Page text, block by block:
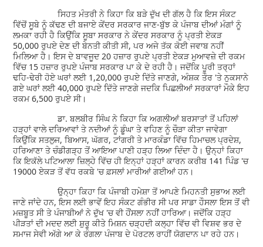
ਸਿਹਤ ਮੰਤਰੀ ਨੇ ਕਿਹਾ ਕਿ ਬੜੇ ਦੁੱਖ ਦੀ ਗੱਲ ਹੈ ਕਿ ਇਸ ਸੰਕਟ
ਵਿੱਚੋਂ ਸੂਬੇ ਨੂੰ ਕੱਢਣ ਦੀ ਬਜਾਏ ਕੇਂਦਰ ਸਰਕਾਰ ਜਾਣ-ਬੁੱਝ ਕੇ ਪੰਜਾਬ ਦੀਆਂ ਮੰਗਾਂ ਨੂੰ
ਲਮਕਾ ਰਹੀ ਹੈ ਕਿਉਂਕਿ ਸੂਬਾ ਸਰਕਾਰ ਨੇ ਕੇਂਦਰ ਸਰਕਾਰ ਨੂੰ ਪ੍ਰਤੀ ਏਕੜ
50,000 ਰੁਪਏ ਦੇਣ ਦੀ ਬੇਨਤੀ ਕੀਤੀ ਸੀ, ਪਰ ਅਜੇ ਤੱਕ ਕੋਈ ਜਵਾਬ ਨਹੀਂ
ਮਿਲਿਆ ਹੈ। ਇਸ ਦੇ ਬਾਵਜੂਦ 20 ਹਜ਼ਾਰ ਰੁਪਏ ਪ੍ਰਤੀ ਏਕੜ ਮੁਆਵਜ਼ੇ ਦੀ ਰਕਮ
ਵਿੱਚ 15 ਹਜ਼ਾਰ ਰੁਪਏ ਪੰਜਾਬ ਸਰਕਾਰ ਪਾ ਕੇ ਦੇ ਰਹੀ ਹੈ। ਜਦੋਂਕਿ ਪੂਰੀ ਤਰ੍ਹਾਂ
ਢਹਿ-ਢੇਰੀ ਹੋਏ ਘਰਾਂ ਲਈ 1,20,000 ਰੁਪਏ ਦਿੱਤੇ ਜਾਣਗੇ, ਅੰਸ਼ਕ ਤੌਰ 'ਤੇ ਨੁਕਸਾਨੇ
ਗਏ ਘਰਾਂ ਲਈ 40,000 ਰੁਪਏ ਦਿੱਤੇ ਜਾਣਗੇ ਜਦਕਿ ਪਿਛਲੀਆਂ ਸਰਕਾਰਾਂ ਮੌਕੇ ਇਹ
ਰਕਮ 6,500 ਰੁਪਏ ਸੀ।
ਡਾ. ਬਲਬੀਰ ਸਿੰਘ ਨੇ ਕਿਹਾ ਕਿ ਅਗਲੀਆਂ ਬਰਸਾਤਾਂ ਤੋਂ ਪਹਿਲਾਂ
ਹੜ੍ਹਾਂ ਵਾਲੇ ਦਰਿਆਵਾਂ ਤੇ ਨਦੀਆਂ ਨੂੰ ਡੂੰਘਾ ਤੇ ਵਹਿਣ ਨੂੰ ਚੌੜਾ ਕੀਤਾ ਜਾਵੇਗਾ
ਕਿਉਂਕਿ ਸਤਲੁਜ, ਬਿਆਸ, ਘੱਗਰ, ਟਾਂਗਰੀ ਤੇ ਮਾਰਕੰਡਾ ਵਿੱਚ ਹਿਮਾਚਲ ਪ੍ਰਦੇਸ਼,
ਹਰਿਆਣਾ ਤੇ ਚੰਡੀਗੜ੍ਹ ਤੋਂ ਆਇਆ ਪਾਣੀ ਹੜ੍ਹ ਲਿਆ ਦਿੰਦਾ ਹੈ। ਉਨ੍ਹਾਂ ਕਿਹਾ
ਕਿ ਇਕੱਲੇ ਪਟਿਆਲਾ ਜ਼ਿਲ੍ਹੇ ਵਿੱਚ ਹੀ ਇਨ੍ਹਾਂ ਹੜ੍ਹਾਂ ਕਾਰਨ ਕਰੀਬ 141 ਪਿੰਡ 'ਚ
19000 ਏਕੜ ਤੋਂ ਵੱਧ ਰਕਬੇ 'ਚ ਫ਼ਸਲਾਂ ਮਾਰੀਆਂ ਗਈਆਂ ਹਨ।
ਉਨ੍ਹਾ ਕਿਹਾ ਕਿ ਪੰਜਾਬੀ ਹਮੇਸ਼ਾ ਤੋਂ ਆਪਣੇ ਮਿਹਨਤੀ ਸੁਭਾਅ ਲਈ
ਜਾਣੇ ਜਾਂਦੇ ਹਨ, ਇਸ ਲਈ ਭਾਵੇਂ ਇਹ ਸੰਕਟ ਗੰਭੀਰ ਸੀ ਪਰ ਸਾਡਾ ਹੌਸਲਾ ਇਸ ਤੋਂ ਵੀ
ਮਜ਼ਬੂਤ ਸੀ ਤੇ ਪੰਜਾਬੀਆਂ ਨੇ ਦੁੱਖ 'ਚ ਵੀ ਹੌਂਸਲਾ ਨਹੀਂ ਹਾਰਿਆ। ਜਦੋਂਕਿ ਹੜ੍ਹ
ਪੀੜਤਾਂ ਦੀ ਮਦਦ ਲਈ ਸ਼ੁਰੂ ਕੀਤੇ ਮਿਸ਼ਨ ਚੜ੍ਹਦੀ ਕਲ੍ਹਾ ਵਿੱਚ ਵੀ ਵਿਸ਼ਵ ਭਰ ਦੇ
ਸਮਾਜ ਸੇਵੀ ਅੱਗੇ ਆ ਕੇ ਰੰਗਲਾ ਪੰਜਾਬ ਦੇ ਪੋਰਟਲ ਰਾਹੀਂ ਯੋਗਦਾਨ ਪਾ ਰਹੇ ਹਨ।